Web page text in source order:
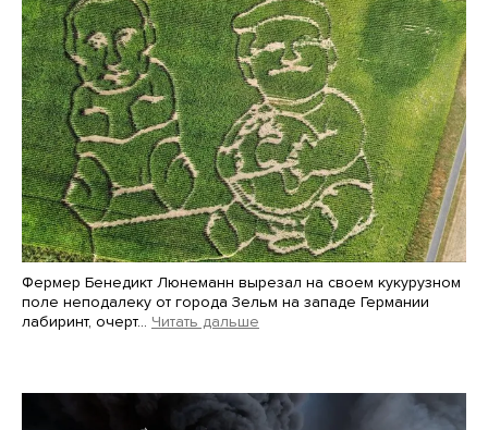
Фермер Бенедикт Люнеманн вырезал на своем кукурузном
поле неподалеку от города Зельм на западе Германии
лабиринт, очерт… Читать дальше